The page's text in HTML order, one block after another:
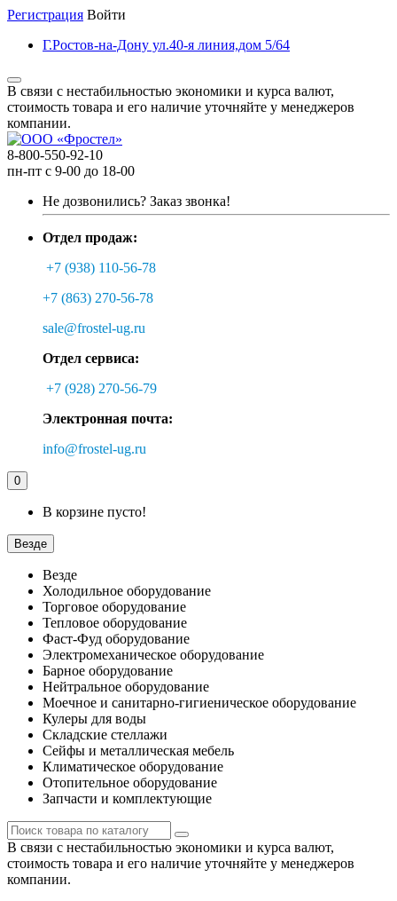
Регистрация Войти
Г.Ростов-на-Дону ул.40-я линия,дом 5/64
В связи с нестабильностью экономики и курса валют,
стоимость товара и его наличие уточняйте у менеджеров
компании.
8-800-550-92-10
пн-пт с 9-00 до 18-00
Не дозвонились? Заказ звонка!
Отдел продаж:
+7 (938) 110-56-78
+7 (863) 270-56-78
sale@frostel-ug.ru
Отдел сервиса:
+7 (928) 270-56-79
Электронная почта:
info@frostel-ug.ru
0
В корзине пусто!
Везде
Везде
Холодильное оборудование
Торговое оборудование
Тепловое оборудование
Фаст-Фуд оборудование
Электромеханическое оборудование
Барное оборудование
Нейтральное оборудование
Моечное и санитарно-гигиеническое оборудование
Кулеры для воды
Складские стеллажи
Сейфы и металлическая мебель
Климатическое оборудование
Отопительное оборудование
Запчасти и комплектующие
В связи с нестабильностью экономики и курса валют,
стоимость товара и его наличие уточняйте у менеджеров
компании.